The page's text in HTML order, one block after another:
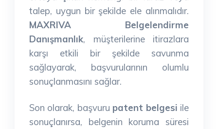
talep, uygun bir şekilde ele alınmalıdır.
MAXRIVA Belgelendirme
Danışmanlık, müşterilerine itirazlara
karşı etkili bir şekilde savunma
sağlayarak, başvurularının olumlu
sonuçlanmasını sağlar.
Son olarak, başvuru patent belgesi ile
sonuçlanırsa, belgenin koruma süresi